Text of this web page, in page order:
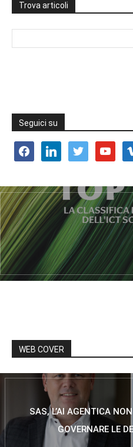
Trova articoli
Seguici su
facebooklinkedin twitter youtube
WEB COVER
SAS, L’AI AGENTICA
GOVERNARE LE